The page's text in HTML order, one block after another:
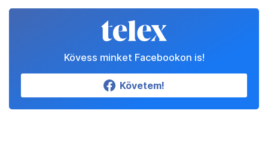
Kövess minket Facebookon is!
Követem!